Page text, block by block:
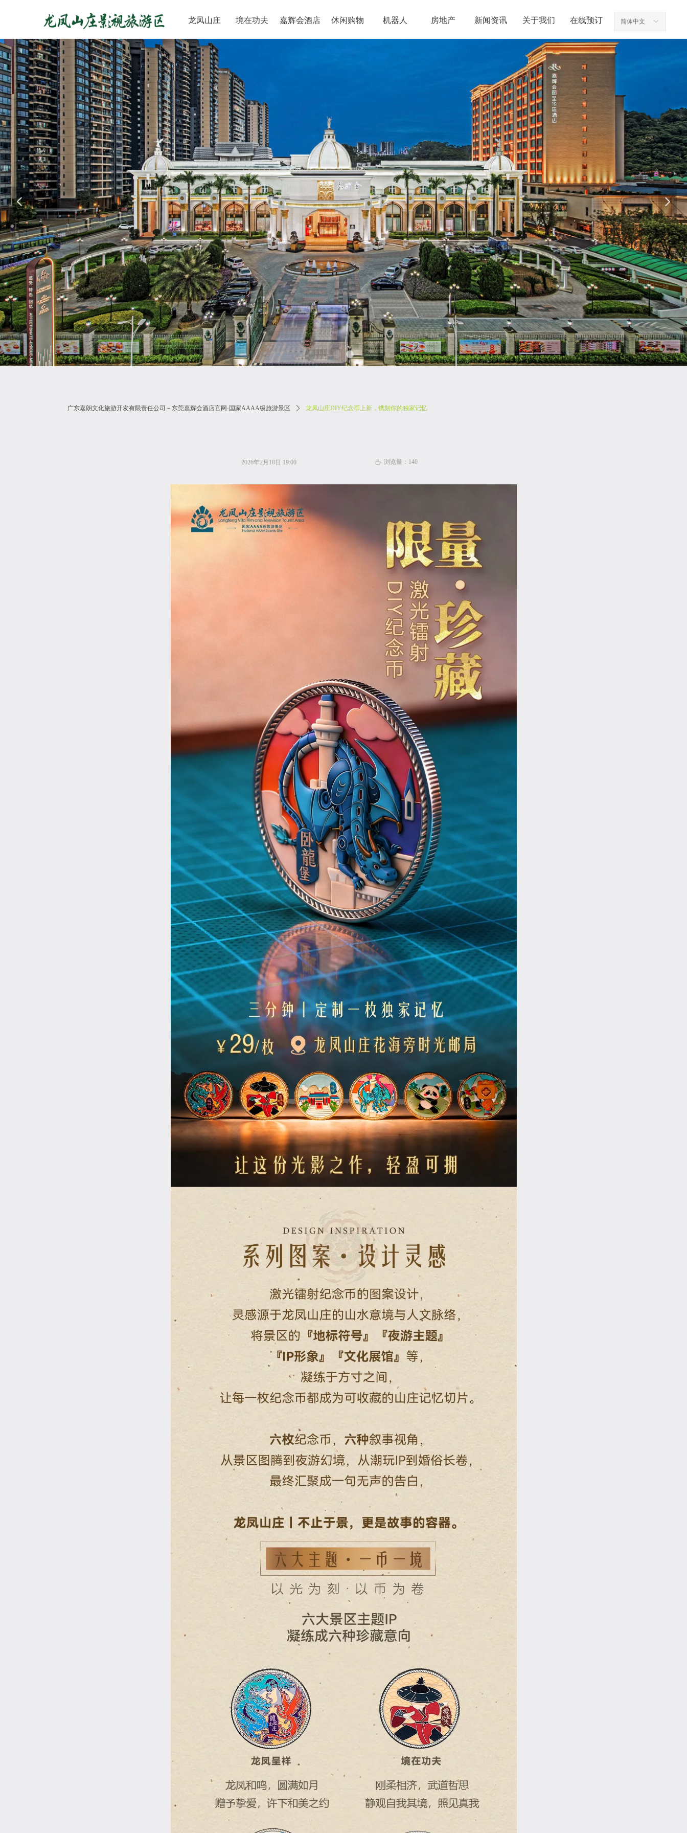
龙凤山庄 境在功夫 嘉辉会酒店 休闲购物 机器人 房地产 新闻资讯 关于我们 在线预订 ꀅ
简体中文
广东嘉朗文化旅游开发有限责任公司－东莞嘉辉会酒店官网-国家AAAA级旅游景区 ꄲ 龙凤山庄DIY纪念币上新，镌刻你的独家记忆
2026年2月18日 19:00 ꄘ 浏览量： 140
넳 넲